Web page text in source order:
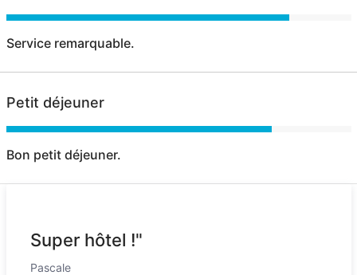
Service remarquable.
Petit déjeuner
Bon petit déjeuner.
Super hôtel !"
Pascale